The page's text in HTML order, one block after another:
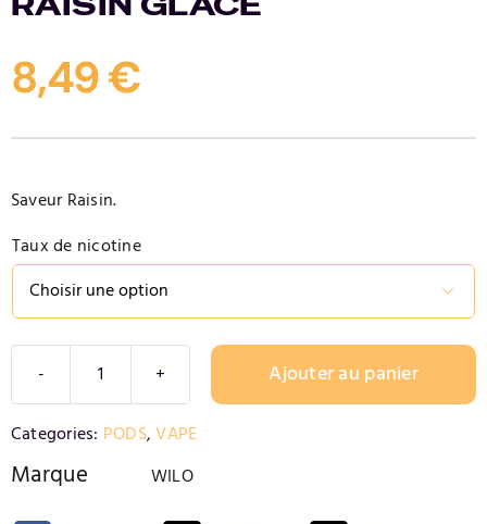
8,49€
Saveur Raisin.
Taux de nicotine

quantité
de
RAISIN
GLACÉ
Ajouter au panier
Categories: PODS,VAPE
Marque WILO